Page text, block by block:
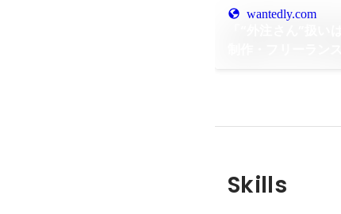
wantedly.com
Skills